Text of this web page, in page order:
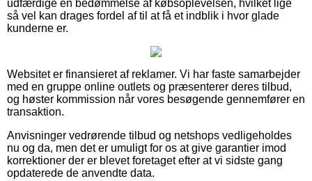
udfærdige en bedømmelse af købsoplevelsen, hvilket lige
så vel kan drages fordel af til at få et indblik i hvor glade
kunderne er.
Websitet er finansieret af reklamer. Vi har faste samarbejder
med en gruppe online outlets og præsenterer deres tilbud,
og høster kommission når vores besøgende gennemfører en
transaktion.
Anvisninger vedrørende tilbud og netshops vedligeholdes
nu og da, men det er umuligt for os at give garantier imod
korrektioner der er blevet foretaget efter at vi sidste gang
opdaterede de anvendte data.